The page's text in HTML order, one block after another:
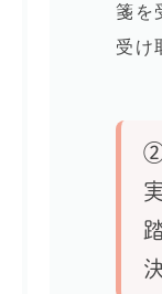
箋を
受け
②